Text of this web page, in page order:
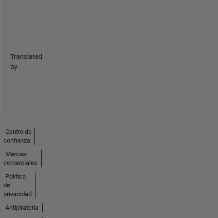
Translated
by
Centro de
confianza
Marcas
comerciales
Política
de
privacidad
Antipiratería